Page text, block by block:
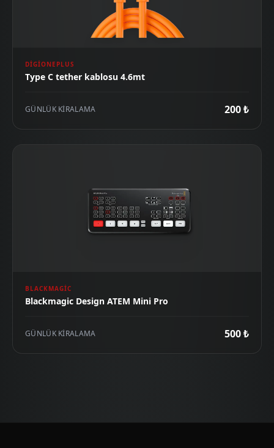
DIGIONEPLUS
Type C tether kablosu 4.6mt
GÜNLÜK KIRALAMA 200 ₺
BLACKMAGIC
Blackmagic Design ATEM Mini Pro
GÜNLÜK KIRALAMA 500 ₺